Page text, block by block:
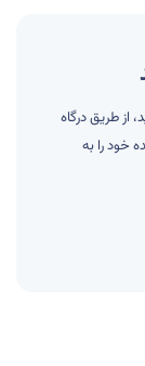
از طریق درگاه
خود را به